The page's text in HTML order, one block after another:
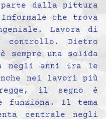
dalla pittura
che trova
Lavora di
controllo. Dietro
sempre una solida
negli anni tra le
nei lavori più
il segno è
funziona. Il tema
centrale negli